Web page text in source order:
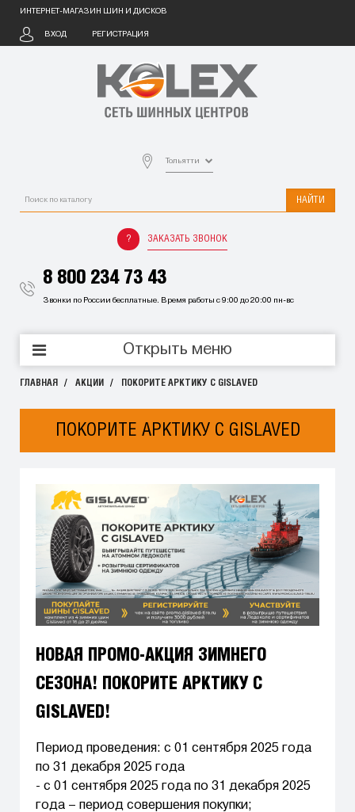
ИНТЕРНЕТ-МАГАЗИН ШИН И ДИСКОВ
ВХОД РЕГИСТРАЦИЯ
Тольятти
НАЙТИ
ЗАКАЗАТЬ ЗВОНОК
8 800 234 73 43
Звонки по России бесплатные. Время работы с 9:00 до 20:00 пн-вс
Открыть меню
ГЛАВНАЯ АКЦИИ ПОКОРИТЕ АРКТИКУ С GISLAVED
ПОКОРИТЕ АРКТИКУ С GISLAVED
НОВАЯ ПРОМО-АКЦИЯ ЗИМНЕГО
СЕЗОНА! ПОКОРИТЕ АРКТИКУ С
GISLAVED!
Период проведения: с 01 сентября 2025 года
по 31 декабря 2025 года
- с 01 сентября 2025 года по 31 декабря 2025
года – период совершения покупки;